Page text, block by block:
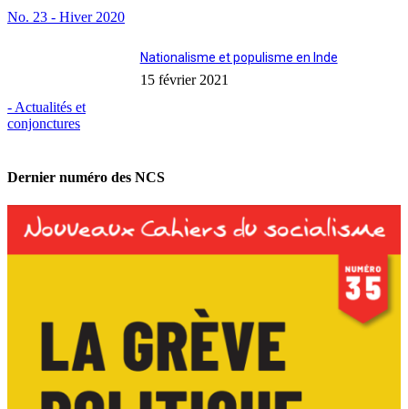
No. 23 - Hiver 2020
- Actualités et
conjonctures
Nationalisme et populisme en Inde
15 février 2021
Dernier numéro des NCS